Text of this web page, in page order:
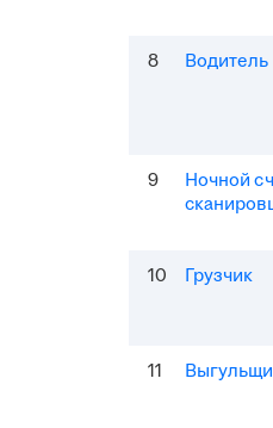
8 Водитель
9
Ночной
10 Грузчик
11